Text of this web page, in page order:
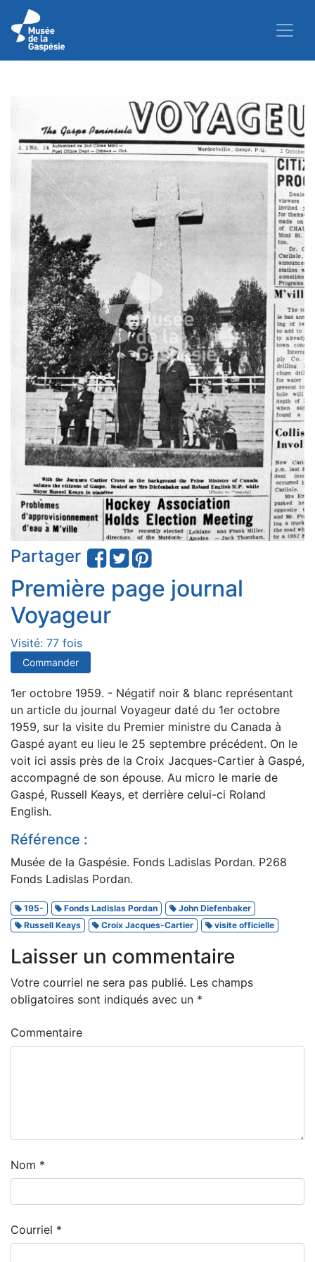
Partager
Première page journal
Voyageur
Visité: 77 fois
Commander
1er octobre 1959. - Négatif noir & blanc représentant
un article du journal Voyageur daté du 1er octobre
1959, sur la visite du Premier ministre du Canada à
Gaspé ayant eu lieu le 25 septembre précédent. On le
voit ici assis près de la Croix Jacques-Cartier à Gaspé,
accompagné de son épouse. Au micro le marie de
Gaspé, Russell Keays, et derrière celui-ci Roland
English.
Référence :
Musée de la Gaspésie. Fonds Ladislas Pordan. P268
Fonds Ladislas Pordan.
195- Fonds Ladislas Pordan
John Diefenbaker
Russell Keays
Croix Jacques-Cartier visite officielle
Laisser un commentaire
Votre courriel ne sera pas publié. Les champs
obligatoires sont indiqués avec un *
Commentaire
Nom *
Courriel *